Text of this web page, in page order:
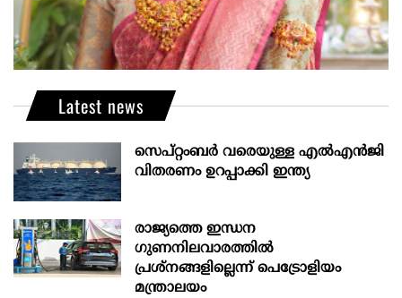
Latest news
സെപ്റ്റംബർ വരെയുള്ള എൽഎൻജി
വിതരണം ഉറപ്പാക്കി ഇന്ത്യ
രാജ്യത്തെ ഇന്ധന
ഗുണനിലവാരത്തില്‍
പ്രശ്‌നങ്ങളില്ലെന്ന് പെട്രോളിയം
മന്ത്രാലയം